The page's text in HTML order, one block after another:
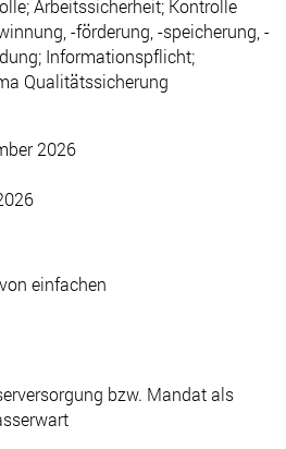
Arbeitssicherheit; Kontrolle
-förderung, -speicherung, -
Informationspflicht;
Qualitätssicherung
2026
einfachen
bzw. Mandat als